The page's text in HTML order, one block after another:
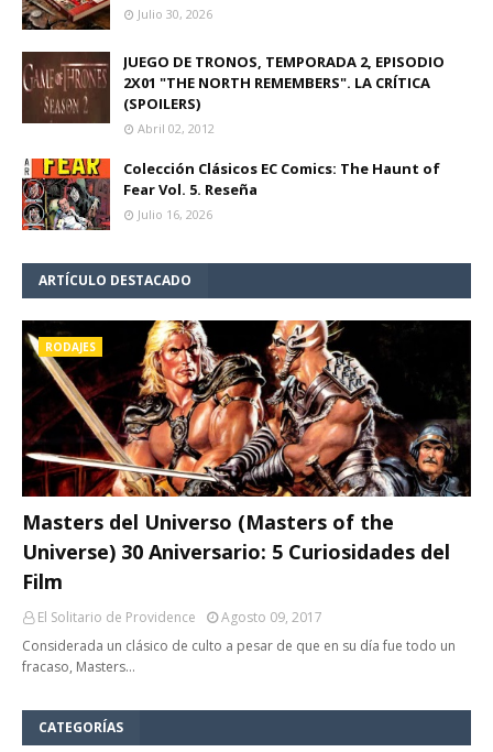
Julio 30, 2026
JUEGO DE TRONOS, TEMPORADA 2, EPISODIO
2X01 "THE NORTH REMEMBERS". LA CRÍTICA
(SPOILERS)
Abril 02, 2012
Colección Clásicos EC Comics: The Haunt of
Fear Vol. 5. Reseña
Julio 16, 2026
ARTÍCULO DESTACADO
RODAJES
Masters del Universo (Masters of the
Universe) 30 Aniversario: 5 Curiosidades del
Film
El Solitario de Providence
Agosto 09, 2017
Considerada un clásico de culto a pesar de que en su día fue todo un
fracaso, Masters…
CATEGORÍAS